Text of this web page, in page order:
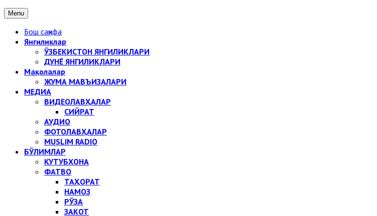
Menu
Бош саҳифа
Янгиликлар
ЎЗБЕКИСТОН ЯНГИЛИКЛАРИ
ДУНЁ ЯНГИЛИКЛАРИ
Мақолалар
ЖУМА МАВЪИЗАЛАРИ
МЕДИА
ВИДЕОЛАВҲАЛАР
СИЙРАТ
АУДИО
ФОТОЛАВҲАЛАР
MUSLIM RADIO
БЎЛИМЛАР
КУТУБХОНА
ФАТВО
ТАҲОРАТ
НАМОЗ
РЎЗА
ЗАКОТ